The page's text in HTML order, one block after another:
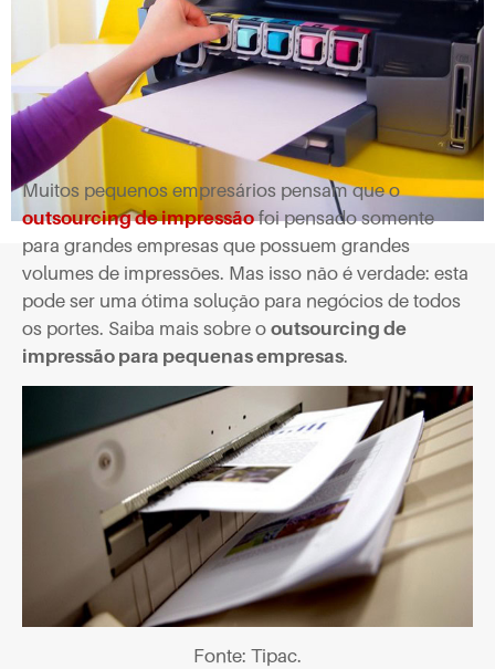
Muitos pequenos empresários pensam que o
outsourcing de impressãofoi pensado somente
para grandes empresas que possuem grandes
volumes de impressões. Mas isso não é verdade: esta
pode ser uma ótima solução para negócios de todos
os portes. Saiba mais sobre o outsourcing de
impressão para pequenas empresas.
Fonte: Tipac.